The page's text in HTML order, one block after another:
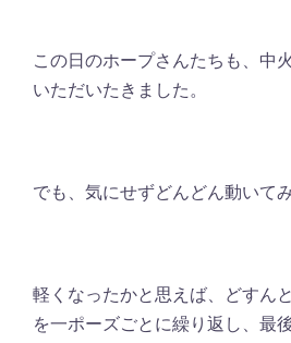
この日のホープさんたちも、中
いただいたきました。
でも、気にせずどんどん動いてみ
軽くなったかと思えば、どすん
を一ポーズごとに繰り返し、最